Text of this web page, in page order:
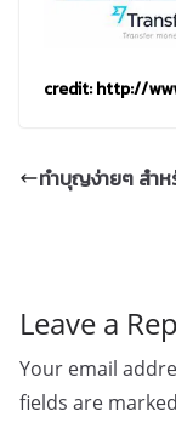
credit: http://
ทำบุญง่ายๆ สำห
Leave a
Your email
fields are marked